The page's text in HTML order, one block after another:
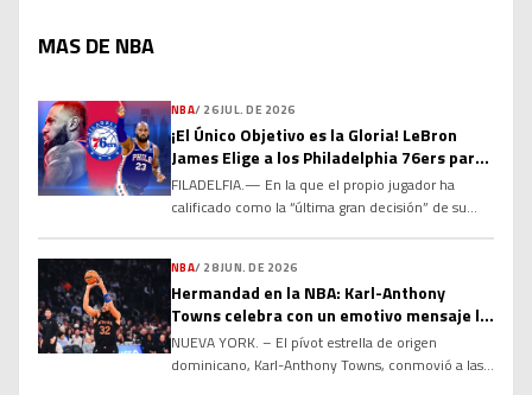
MAS DE NBA
NBA/ 26 JUL. DE 2026
¡El Único Objetivo es la Gloria! LeBron
James Elige a los Philadelphia 76ers para
el Último Capítulo de su Leyenda
FILADELFIA.— En la que el propio jugador ha
calificado como la “última gran decisión” de su
baloncesto mundial al acordar un contrato por dos
temporadas y US$8 millones con los Philadelphia
76ers. Tras comunicar a Los Angeles Lakers […]
NBA/ 28 JUN. DE 2026
Hermandad en la NBA: Karl-Anthony
Towns celebra con un emotivo mensaje la
renovación de Jose Alvarado
NUEVA YORK. – El pívot estrella de origen
dominicano, Karl-Anthony Towns, conmovió a las